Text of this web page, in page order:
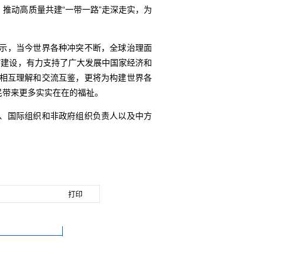
动高质量共建“一带一路”走深走实，为
，当今世界各种冲突不断，全球治理面
设，有力支持了广大发展中国家经济和
互理解和交流互鉴，更将为构建世界各
来更多实实在在的福祉。
国际组织和非政府组织负责人以及中方
打印